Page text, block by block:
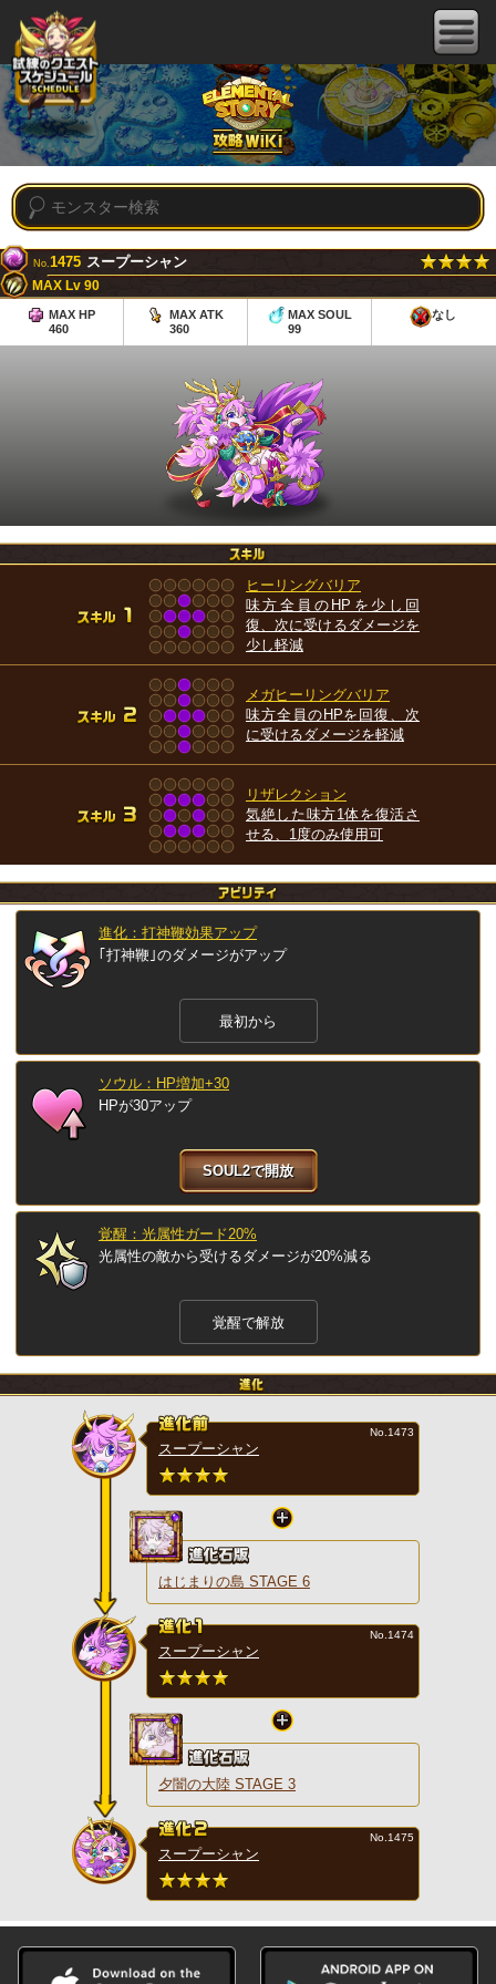
No.1475 スープーシャン
MAX Lv 90
MAX HP
460
MAX ATK
360
MAX SOUL
99
なし
ヒーリングバリア
味方全員のHPを少し回
復、次に受けるダメージを
少し軽減
メガヒーリングバリア
味方全員のHPを回復、次
に受けるダメージを軽減
リザレクション
気絶した味方1体を復活さ
せる、1度のみ使用可
進化：打神鞭効果アップ
｢打神鞭｣のダメージがアップ
最初から
ソウル：HP増加+30
HPが30アップ
SOUL2で開放
覚醒：光属性ガード20%
光属性の敵から受けるダメージが20%減る
覚醒で解放
スープーシャン
No.1473
はじまりの島 STAGE 6
スープーシャン
No.1474
夕闇の大陸 STAGE 3
スープーシャン
No.1475